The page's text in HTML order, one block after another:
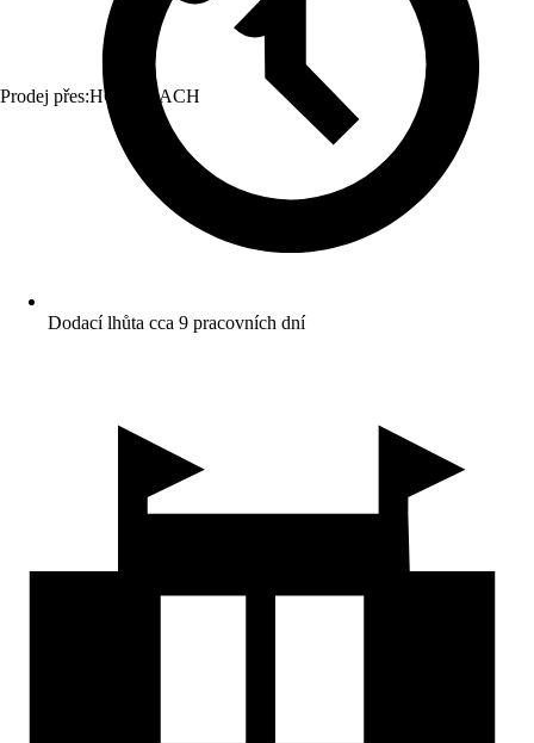
Prodej přes:HORNBACH
Dodací lhůta cca 9 pracovních dní